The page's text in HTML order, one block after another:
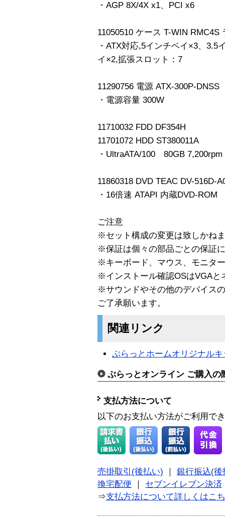
・AGP 8X/4X x1、PCI x6
11050510 ケース T-WIN RMC4S
・ATX対応,5インチベイ×3、3.5
イ×2,拡張スロット：7
11290756 電源 ATX-300P-DNSS
・電源容量 300W
11710032 FDD DF354H
11701072 HDD ST380011A
・UltraATA/100 80GB 7,200rpm
11860318 DVD TEAC DV-516D-
・16倍速 ATAPI 内蔵DVD-ROM
ご注意
※セット構成の変更は致しかね
※保証は個々の部品ごとの保証
※キーボード、マウス、モニタ
※インストール確認OSはVGAと
※サウンドやその他のデバイス
ご了承願います。
関連リンク
ぷらっとホームオリジナルキ
ぷらっとオンライン ご購入の
支払方法について
以下のお支払い方法がご利用で
売掛取引(後払い)
銀行振込(後
換宅配便
セブンイレブン決済
⇒支払方法について詳しくはこ